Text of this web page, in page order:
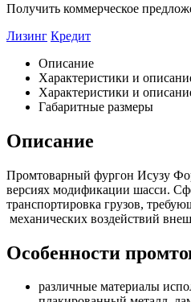
Получить коммерческое
Лизинг Кредит
Описание
Характеристики и
Характеристики и
Габаритные размеры
Описание
Промтоварный фургон Исузу
версиях модификации шасси.
транспортировка грузов,
механических воздействий
Особенности
различные материалы